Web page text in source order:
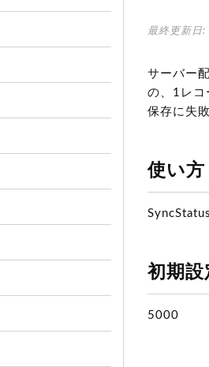
最終更新日
サーバー
の、1レコ
保存に失
使い方
初期設
5000